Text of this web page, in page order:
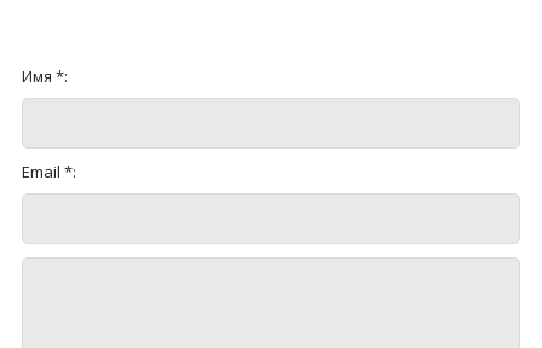
Имя *:
Email *: